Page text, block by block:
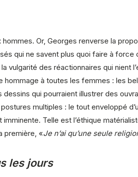
Or, Georges renverse la
qui ne savent plus quoi faire à
vulgarité des réactionnaires qui nient
hommage à toutes les femmes : les
qui pourraient illustrer des
multiples : le tout enveloppé
imminente. Telle est l’éthique
première, «Je n’ai qu’une seule
les jours